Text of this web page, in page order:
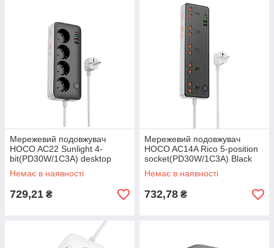
Мережевий подовжувач
HOCO AC22 Sunlight 4-
bit(PD30W/1C3A) desktop
socket(EU/GER) Black
Немає в наявності
729,21 ₴
Мережевий подовжувач
HOCO AC14A Rico 5-position
socket(PD30W/1C3A) Black
Немає в наявності
732,78 ₴